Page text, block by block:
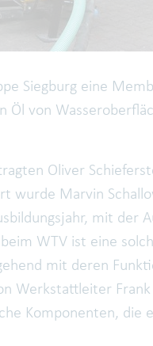
Siegburg eine
Öl von
Oliver
wurde Marvin
mit der
WTV ist eine
mit deren
Werkstattleiter
Komponenten, die